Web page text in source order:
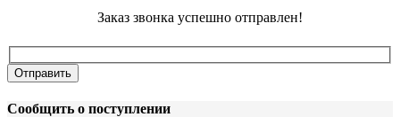
Заказ звонка успешно отправлен!
Сообщить о поступлении